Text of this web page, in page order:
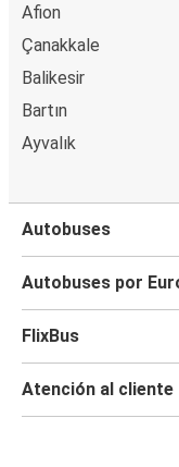
Afion
Çanakkale
Balikesir
Bartın
Ayvalık
Autobuses
Autobuses por
FlixBus
Atención al cliente